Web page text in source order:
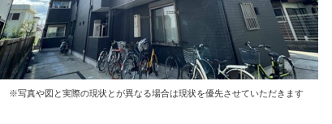
※写真や図と実際の現状とが異なる場合は現状を優先させていただきます